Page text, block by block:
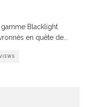
Blacklight
en quête de